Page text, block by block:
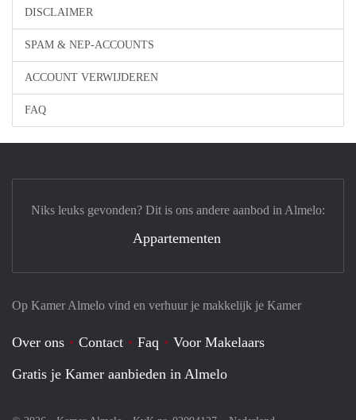
DISCLAIMER
SPAM & NEP-ACCOUNTS
ACCOUNT VERWIJDEREN
FAQ
Op Kamer Almelo vind en verhuur je makkelijk je Kamer
Over ons Contact Faq
Voor Makelaars
Gratis je Kamer aanbieden in Almelo
Niks leuks gevonden? Dit is ons andere aanbod in Almelo:
Appartementen